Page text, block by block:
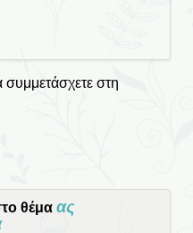
συμμετάσχετε στη
θέμα ας